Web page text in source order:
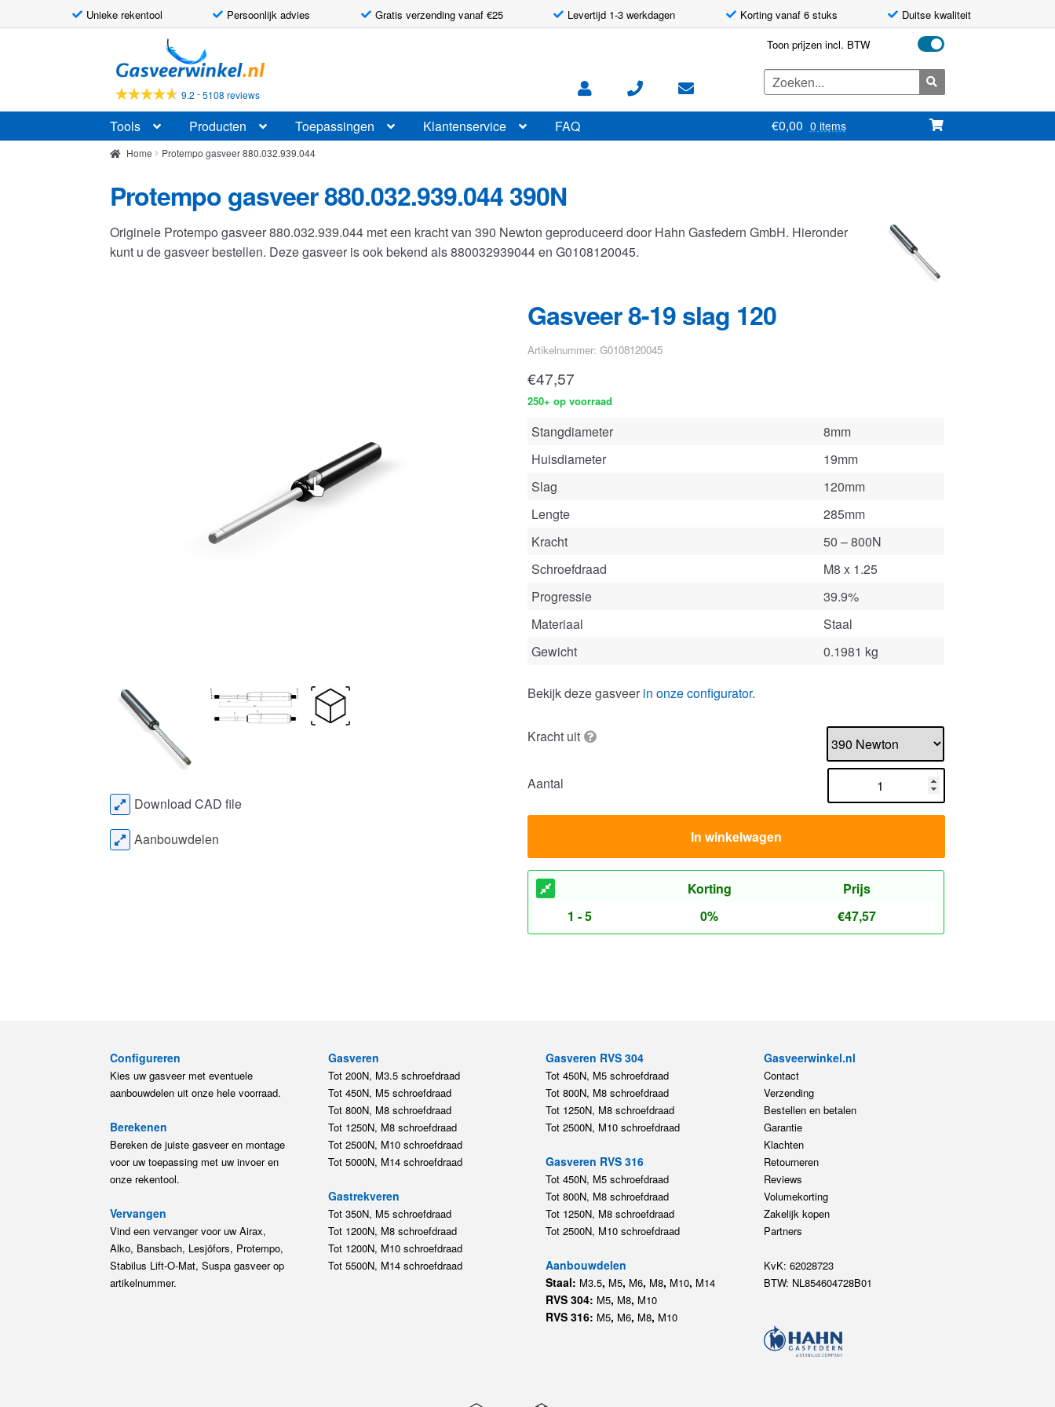
Unieke rekentool Persoonlijk advies Gratis verzending vanaf €25 Levertijd 1-3 werkdagen Korting vanaf 6 stuks Duitse kwaliteit
door
naar
navigatie
naar
de
inhoud
9.2 -5108 reviews
Toon prijzen incl. BTW
Zoeken
naar:
Tools Producten Toepassingen Klantenservice FAQ €0,00 0 items
Home Protempo gasveer 880.032.939.044
Protempo gasveer 880.032.939.044 390N
Originele Protempo gasveer 880.032.939.044 met een kracht van 390 Newton geproduceerd door Hahn Gasfedern GmbH. Hieronder
kunt u de gasveer bestellen. Deze gasveer is ook bekend als 880032939044 en G0108120045.
Gasveer 8-19 slag 120
Artikelnummer: G0108120045
€47,57
250+ op voorraad
Stangdiameter
8mm
Huisdiameter
19mm
Slag
120mm
Lengte
285mm
Kracht
50 – 800N
Schroefdraad
M8 x 1.25
Progressie
39.9%
Materiaal
Staal
Gewicht
0.1981 kg
Bekijk deze gasveer in onze configurator.
Kracht uit
Aantal
In winkelwagen
Korting
Prijs
1 - 5
0% €47,57
Download CAD file
Aanbouwdelen
Configureren
Kies uw gasveer met eventuele
aanbouwdelen uit onze hele voorraad.
Berekenen
Bereken de juiste gasveer en montage
voor uw toepassing met uw invoer en
onze rekentool.
Vervangen
Vind een vervanger voor uw Airax,
Alko, Bansbach, Lesjöfors, Protempo,
Stabilus Lift-O-Mat, Suspa gasveer op
artikelnummer.
Gasveren
Tot 200N, M3.5 schroefdraad
Tot 450N, M5 schroefdraad
Tot 800N, M8 schroefdraad
Tot 1250N, M8 schroefdraad
Tot 2500N, M10 schroefdraad
Tot 5000N, M14 schroefdraad
Gastrekveren
Tot 350N, M5 schroefdraad
Tot 1200N, M8 schroefdraad
Tot 1200N, M10 schroefdraad
Tot 5500N, M14 schroefdraad
Gasveren RVS 304
Tot 450N, M5 schroefdraad
Tot 800N, M8 schroefdraad
Tot 1250N, M8 schroefdraad
Tot 2500N, M10 schroefdraad
Gasveren RVS 316
Tot 450N, M5 schroefdraad
Tot 800N, M8 schroefdraad
Tot 1250N, M8 schroefdraad
Tot 2500N, M10 schroefdraad
Aanbouwdelen
Staal: M3.5, M5, M6, M8, M10, M14
RVS 304: M5, M8, M10
RVS 316: M5, M6, M8, M10
Gasveerwinkel.nl
Contact
Verzending
Bestellen en betalen
Garantie
Klachten
Retourneren
Reviews
Volumekorting
Zakelijk kopen
Partners
KvK: 62028723
BTW: NL854604728B01